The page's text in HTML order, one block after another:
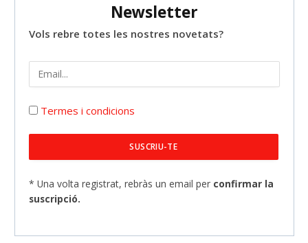
Newsletter
Vols rebre totes les nostres novetats?
Termes i condicions
* Una volta registrat, rebràs un email per confirmar la
suscripció.